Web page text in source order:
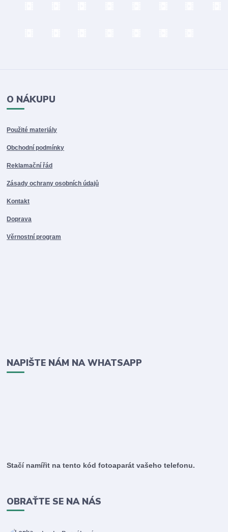
O NÁKUPU
Použité materiály
Obchodní podmínky
Reklamační řád
Zásady ochrany osobních údajů
Kontakt
Doprava
Věrnostní program
NAPIŠTE NÁM NA WHATSAPP
Stačí namířit na tento kód fotoaparát vašeho telefonu.
OBRAŤTE SE NA NÁS